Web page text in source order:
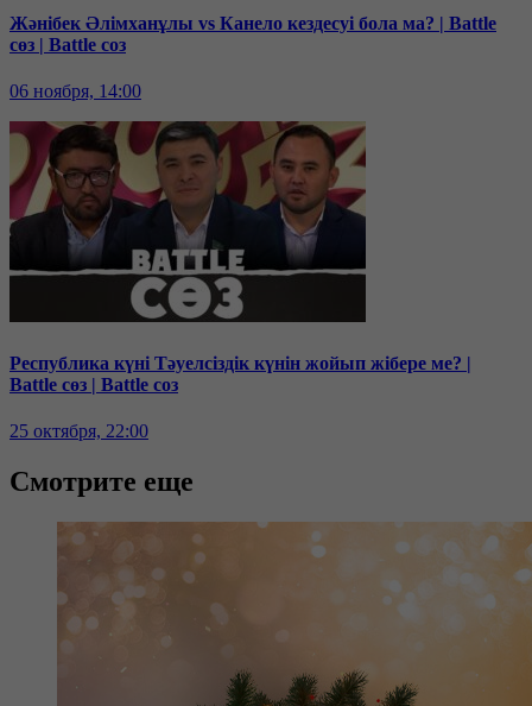
Жәнібек Әлімханұлы vs Канело кездесуі бола ма? | Battle
сөз | Battle соз
06 ноября, 14:00
Республика күні Тәуелсіздік күнін жойып жібере ме? |
Battle сөз | Battle соз
25 октября, 22:00
Смотрите еще